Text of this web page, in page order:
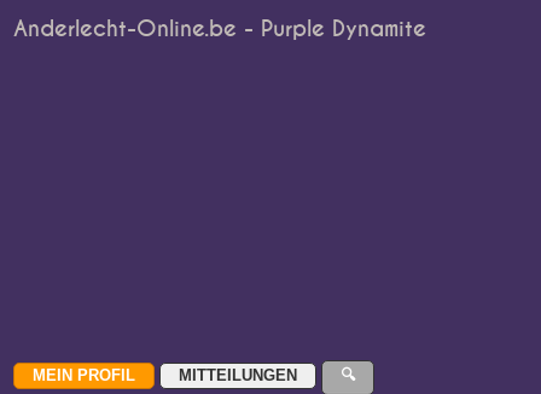
Anderlecht-Online.be - Purple Dynamite